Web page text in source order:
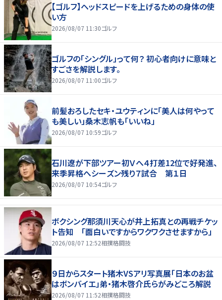
【ゴルフ】ヘッドスピードを上げるための身体の使
い方
2026/08/07 11:30ゴルフ
ゴルフの「シングル」って何？ 初心者向けに意味と
すごさを解説します。
2026/08/07 11:00ゴルフ
前髪おろしたセキ・ユウティンに「美人は何やって
も美しい」桑木志帆も「いいね」
2026/08/07 10:59ゴルフ
石川遼が下部ツアー初Ｖへ４打差12位で好発進、
来季昇格へシーズン残り７試合 第１日
2026/08/07 10:54ゴルフ
ボクシング那須川天心が井上拓真との再戦チケッ
ト告知 「面白いですからワクワクさせますから」
2026/08/07 12:52相撲格闘技
９日からスタート猪木VSアリ写真展「日本のお盆
はボンバイエ」弟・猪木啓介氏らがみどころ解説
2026/08/07 11:52相撲格闘技